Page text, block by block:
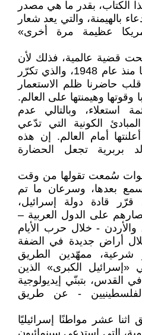
الكتاب، بقدر ما هي مصدر
بالهيمنة، والتي يعد شعار
عظيمة مرة أخرى»
قضية عالمية، فذلك لأن
الظلم الذي تعرّض له شعبها منذ عام 1948، والذي تكرّر
في قلب حاضرنا ظلم الاستعمار
وقوتها وهيمنتها على العالم.
استعلاء، وبالتالي عدم
المبادئ الكونية التي تدّعي
أمام العالم. إن هذه
بربرية تجعل الحضارة
سُمعت تقولها من وقت
بعدها، وسرعان ما تم
قرّر قادة دولة إسرائيل،
على الدول العربية –
والأردن - خلال حرب الأيام
يونيو 1967، احتلال أراض جديدة في الضفة
شرعية، ممهّدين الطريق
«إسرائيل الكبرى» الذين
القدس، بتبنّي إيديولوجية
- عن طريق
1967، أطلق اثنا عشر مواطنًا إسرائيليًا